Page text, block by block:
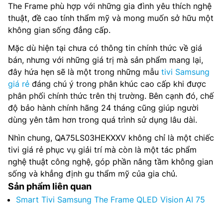
The Frame phù hợp với những gia đình yêu thích nghệ
thuật, đề cao tính thẩm mỹ và mong muốn sở hữu một
không gian sống đẳng cấp.
Mặc dù hiện tại chưa có thông tin chính thức về giá
bán, nhưng với những giá trị mà sản phẩm mang lại,
đây hứa hẹn sẽ là một trong những mẫu tivi Samsung
giá rẻ đáng chú ý trong phân khúc cao cấp khi được
phân phối chính thức trên thị trường. Bên cạnh đó, chế
độ bảo hành chính hãng 24 tháng cũng giúp người
dùng yên tâm hơn trong quá trình sử dụng lâu dài.
Nhìn chung, QA75LS03HEKXXV không chỉ là một chiếc
tivi giá rẻ phục vụ giải trí mà còn là một tác phẩm
nghệ thuật công nghệ, góp phần nâng tầm không gian
sống và khẳng định gu thẩm mỹ của gia chủ.
Sản phẩm liên quan
Smart Tivi Samsung The Frame QLED Vision AI 75